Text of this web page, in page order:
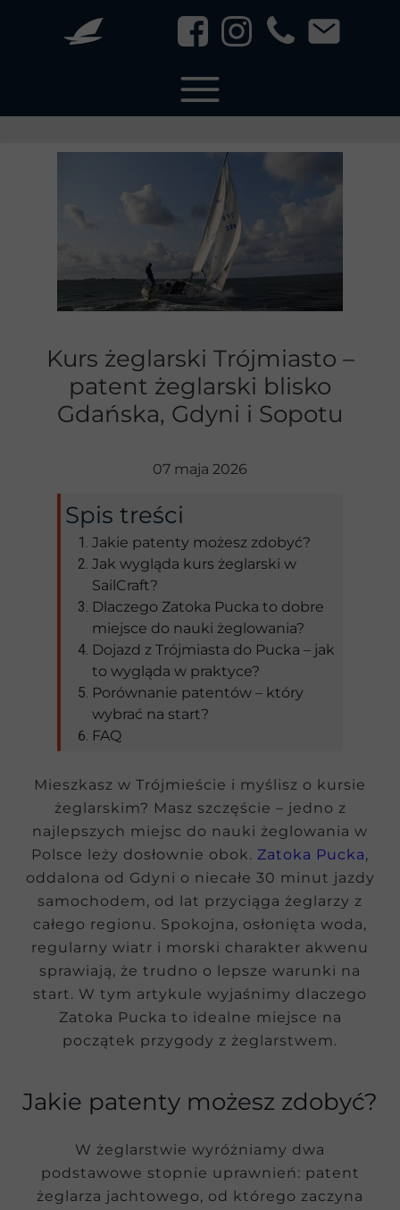
Mieszkasz w Trójmieście i myślisz o kursie
żeglarskim? Masz szczęście – jedno z
najlepszych miejsc do nauki żeglowania w
Polsce leży dosłownie obok. Zatoka Pucka,
oddalona od Gdyni o niecałe 30 minut jazdy
samochodem, od lat przyciąga żeglarzy z
całego regionu. Spokojna, osłonięta woda,
regularny wiatr i morski charakter akwenu
sprawiają, że trudno o lepsze warunki na
start. W tym artykule wyjaśnimy dlaczego
Zatoka Pucka to idealne miejsce na
początek przygody z żeglarstwem.
Jakie patenty możesz zdobyć?
W żeglarstwie wyróżniamy dwa
podstawowe stopnie uprawnień: patent
żeglarza jachtowego, od którego zaczyna
07 maja 2026
Spis treści
Jakie patenty możesz zdobyć?
Jak wygląda kurs żeglarski w
SailCraft?
Dlaczego Zatoka Pucka to dobre
miejsce do nauki żeglowania?
Dojazd z Trójmiasta do Pucka – jak
to wygląda w praktyce?
Porównanie patentów – który
wybrać na start?
FAQ
Kurs żeglarski Trójmiasto –
patent żeglarski blisko
Gdańska, Gdyni i Sopotu